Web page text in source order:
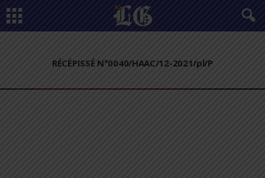
RÉCÉPISSÉ N°0040/HAAC/12-2021/pl/P